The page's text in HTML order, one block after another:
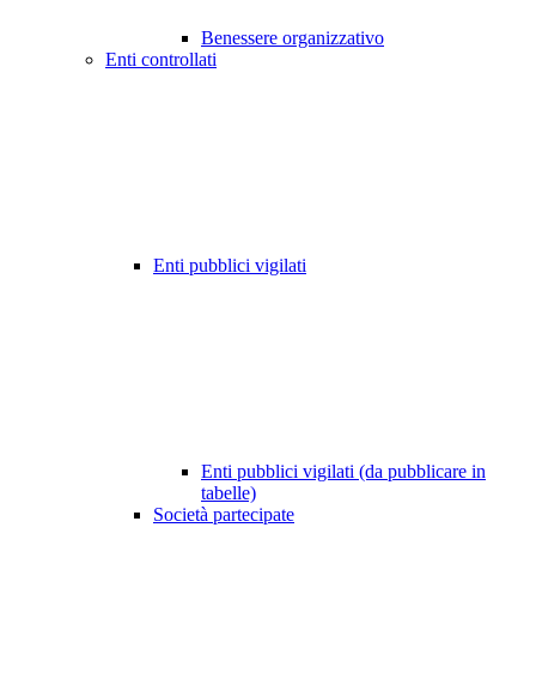
Benessere organizzativo
Enti controllati
Enti pubblici vigilati
Enti pubblici vigilati (da pubblicare in
tabelle)
Società partecipate